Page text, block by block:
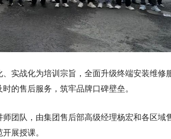
实战化为培训宗旨，全面升级终端安装维修
的售后服务，筑牢品牌口碑壁垒。
团队，由集团售后部高级经理杨宏和各区域
展授课。